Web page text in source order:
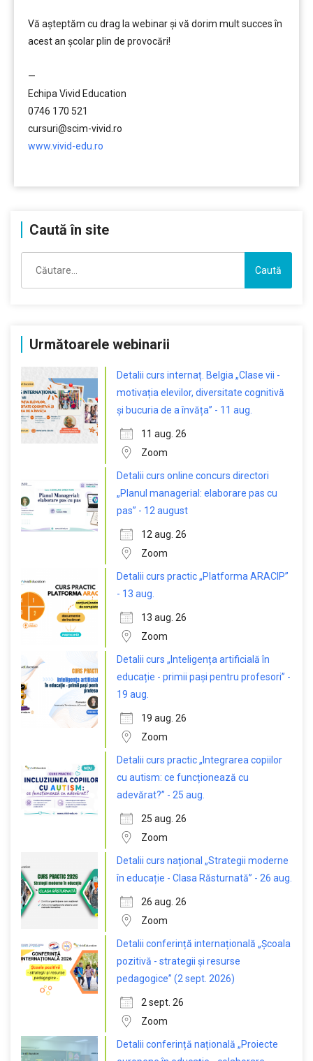
Vă aşteptăm cu drag la webinar şi vă dorim mult succes în
acest an şcolar plin de provocări!
—
Echipa Vivid Education
0746 170 521
cursuri@scim-vivid.ro
www.vivid-edu.ro
Caută în site
după:
Următoarele webinarii
Detalii curs internaț. Belgia „Clase vii -
motivația elevilor, diversitate cognitivă
și bucuria de a învăța” - 11 aug.
11 aug. 26
Zoom
Detalii curs online concurs directori
„Planul managerial: elaborare pas cu
pas” - 12 august
12 aug. 26
Zoom
Detalii curs practic „Platforma ARACIP”
- 13 aug.
13 aug. 26
Zoom
Detalii curs „Inteligența artificială în
educație - primii pași pentru profesori” -
19 aug.
19 aug. 26
Zoom
Detalii curs practic „Integrarea copiilor
cu autism: ce funcționează cu
adevărat?” - 25 aug.
25 aug. 26
Zoom
Detalii curs național „Strategii moderne
în educație - Clasa Răsturnată” - 26 aug.
26 aug. 26
Zoom
Detalii conferință internațională „Școala
pozitivă - strategii și resurse
pedagogice” (2 sept. 2026)
2 sept. 26
Zoom
Detalii conferință națională „Proiecte